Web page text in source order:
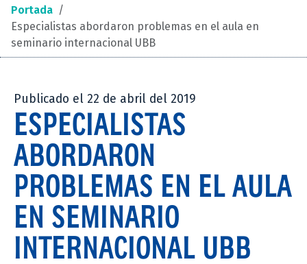
Portada /
Especialistas abordaron problemas en el aula en
seminario internacional UBB
Publicado el 22 de abril del 2019
ESPECIALISTAS
ABORDARON
PROBLEMAS EN EL AULA
EN SEMINARIO
INTERNACIONAL UBB